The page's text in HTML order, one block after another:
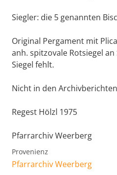
Siegler: die 5 genannten
Original Pergament mit
anh. spitzovale Rotsiegel
Siegel fehlt.
Nicht in den
Regest Hölzl 1975
Pfarrarchiv Weerberg
Provenienz
Pfarrarchiv Weerberg